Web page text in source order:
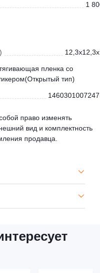
1
пленка со
тип)
право изменять
вид и комплектность
продавца.